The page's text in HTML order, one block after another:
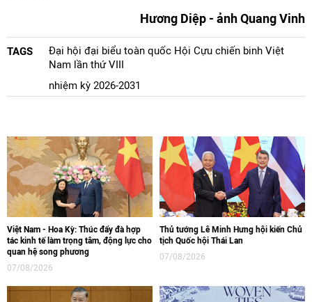
Hương Diệp - ảnh Quang Vinh
TAGS
Đại hội đại biểu toàn quốc Hội Cựu chiến binh Việt
Nam lần thứ VIII
nhiệm kỳ 2026-2031
Việt Nam - Hoa Kỳ: Thúc đẩy đà hợp
tác kinh tế làm trọng tâm, động lực cho
quan hệ song phương
07/08/2026
Thủ tướng Lê Minh Hưng hội kiến Chủ
tịch Quốc hội Thái Lan
07/08/2026